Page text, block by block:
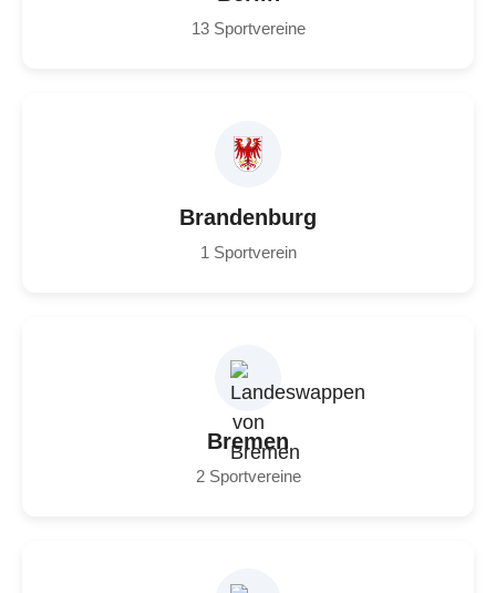
13 Sportvereine
Brandenburg
1 Sportverein
Bremen
2 Sportvereine